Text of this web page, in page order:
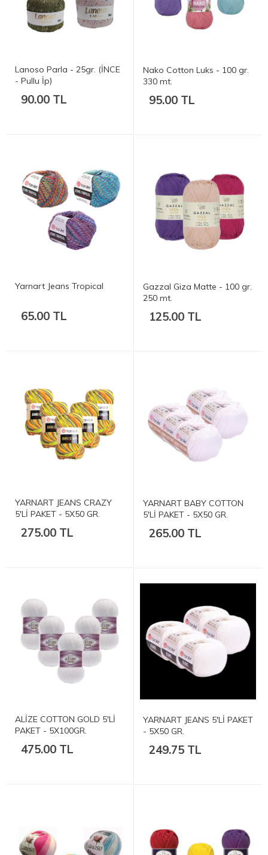
Lanoso Parla - 25gr. (İNCE
- Pullu İp)
90.00 TL
Nako Cotton Luks - 100 gr.
330 mt.
95.00 TL
Yarnart Jeans Tropical
65.00 TL
Gazzal Giza Matte - 100 gr.
250 mt.
125.00 TL
YARNART JEANS CRAZY
5'Lİ PAKET - 5X50 GR.
275.00 TL
YARNART BABY COTTON
5'Lİ PAKET - 5X50 GR.
265.00 TL
ALİZE COTTON GOLD 5'Lİ
PAKET - 5X100GR.
475.00 TL
YARNART JEANS 5'Lİ PAKET
- 5X50 GR.
249.75 TL